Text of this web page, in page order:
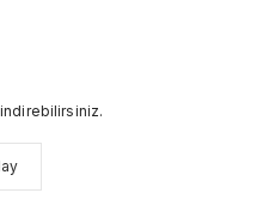
indirebilirsiniz.